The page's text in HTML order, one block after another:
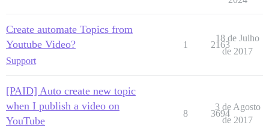
Create automate Topics from
Youtube Video?
Support
1 2163
18 de Julho
de 2017
[PAID] Auto create new topic
when I publish a video on
YouTube
8 3694
3 de Agosto
de 2017